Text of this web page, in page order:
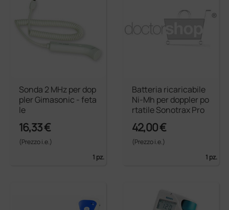
Sonda 2 MHz per dop
pler Gimasonic - feta
le
16,33 €
(Prezzo i.e.)
1 pz.
Batteria ricaricabile
Ni-Mh per doppler po
rtatile Sonotrax Pro
42,00 €
(Prezzo i.e.)
1 pz.